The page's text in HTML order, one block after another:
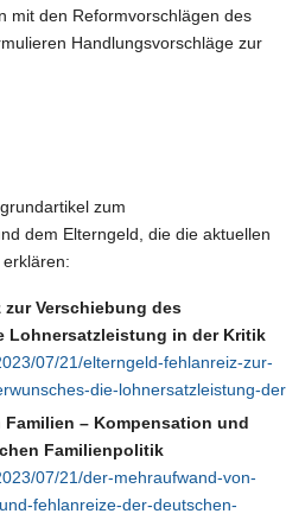
mit den Reformvorschlägen des
Handlungsvorschläge zur
zum
dem Elterngeld, die die aktuellen
Verschiebung des
Lohnersatzleistung in der Kritik
07/21/elterngeld-fehlanreiz-zur-
die-lohnersatzleistung-der
Familien – Kompensation und
Familienpolitik
07/21/der-mehraufwand-von-
fehlanreize-der-deutschen-